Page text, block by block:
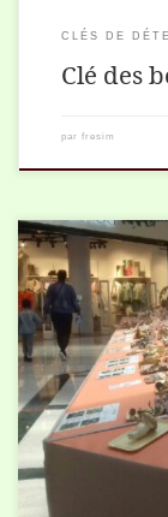
CLÉS DE
Clé des
par fresim
Notre exposition
octobre 2022
tenons à